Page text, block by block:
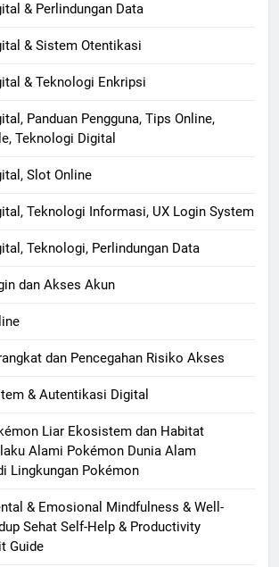
& Perlindungan Data
& Sistem Otentikasi
& Teknologi Enkripsi
Panduan Pengguna, Tips Online,
Teknologi Digital
Slot Online
Teknologi Informasi, UX Login System
Teknologi, Perlindungan Data
dan Akses Akun
dan Pencegahan Risiko Akses
& Autentikasi Digital
Liar Ekosistem dan Habitat
Alami Pokémon Dunia Alam
Lingkungan Pokémon
& Emosional Mindfulness & Well-
Sehat Self-Help & Productivity
Guide